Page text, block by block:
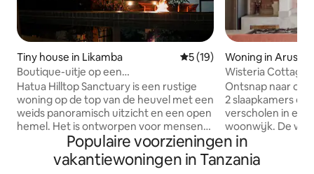
Tiny house in Likamba Gemiddelde beoordeling
5 (19)
Boutique-uitje op een
heuveltop|Privézwembad en uitzicht
Hatua Hilltop Sanctuary is een rustige
woning op de top van de heuvel met een
weids panoramisch uitzicht en een open
hemel. Het is ontworpen voor mensen
die aan de drukte willen ontsnappen en
even tot zichzelf willen komen, en
daarom ideaal voor thuiswerkers,
Woning in Arusha
Wisteria Cottage
Ontsnap naar
2 slaapkamers en
verscholen in
woonwijk. De
licht en beschikt
veranda met
privétuin vol
Populaire voorzieningen in
vakantiewoningen in Tanzania